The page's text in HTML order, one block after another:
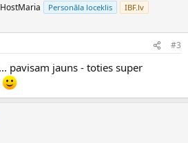
Personāla loceklis IBF.lv
#3
pavisam jauns - toties super